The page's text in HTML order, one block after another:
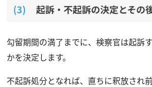
起訴・不起訴の決定とその
勾留期間の満了までに、検察官は起訴
かを決定します。
不起訴処分となれば、直ちに釈放され